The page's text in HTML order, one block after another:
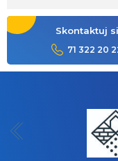
Skontaktuj
71 322 20